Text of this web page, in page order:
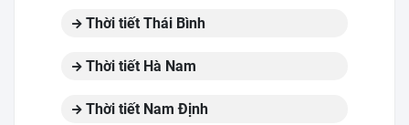
Thời tiết Thái Bình
Thời tiết Hà Nam
Thời tiết Nam Định